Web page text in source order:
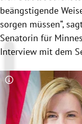
beängstigende
sorgen müssen“,
Senatorin für
Interview mit dem
Copyright-